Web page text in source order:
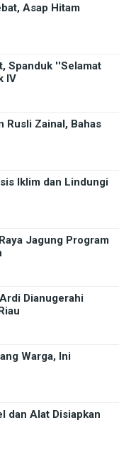
Asap Hitam
Spanduk ''Selamat
IV
Rusli Zainal, Bahas
Iklim dan Lindungi
Jagung Program
Dianugerahi
Warga, Ini
dan Alat Disiapkan